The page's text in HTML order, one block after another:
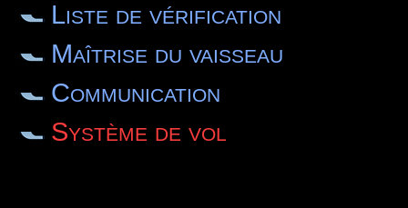
Liste de vérification
Maîtrise du vaisseau
Communication
Système de vol